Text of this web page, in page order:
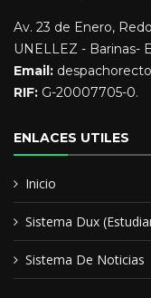
Abogado
Doctorante en
Av. 23 de Enero,
UNELLEZ - Barinas-
Email:
RIF: G-20007705-0.
ENLACES UTILES
Inicio
Sistema Dux
Sistema De Noticias